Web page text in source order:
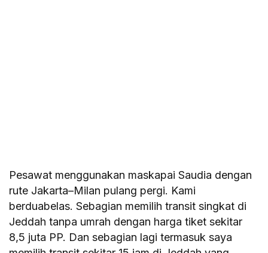
Pesawat menggunakan maskapai Saudia dengan
rute Jakarta–Milan pulang pergi. Kami
berduabelas. Sebagian memilih transit singkat di
Jeddah tanpa umrah dengan harga tiket sekitar
8,5 juta PP. Dan sebagian lagi termasuk saya